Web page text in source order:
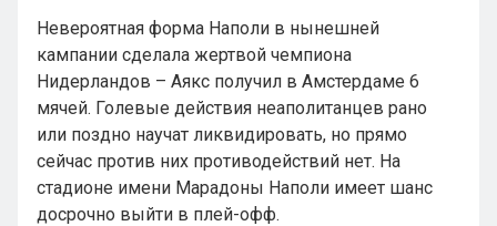
Невероятная форма Наполи в нынешней
кампании сделала жертвой чемпиона
Нидерландов – Аякс получил в Амстердаме 6
мячей. Голевые действия неаполитанцев рано
или поздно научат ликвидировать, но прямо
сейчас против них противодействий нет. На
стадионе имени Марадоны Наполи имеет шанс
досрочно выйти в плей-офф.